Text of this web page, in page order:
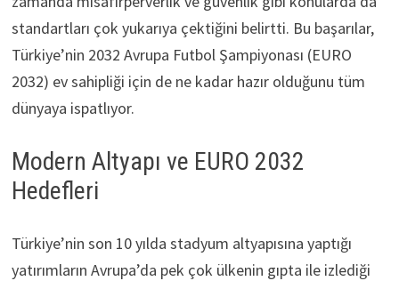
standartları çok yukarıya çektiğini belirtti. Bu başarılar,
Türkiye’nin 2032 Avrupa Futbol Şampiyonası (EURO
2032) ev sahipliği için de ne kadar hazır olduğunu tüm
dünyaya ispatlıyor.
Modern Altyapı ve EURO 2032
Hedefleri
Türkiye’nin son 10 yılda stadyum altyapısına yaptığı
yatırımların Avrupa’da pek çok ülkenin gıpta ile izlediği